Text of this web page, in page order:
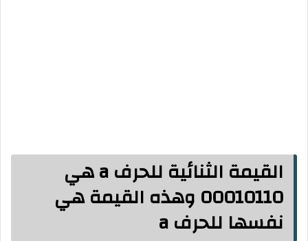
القيمة الثنائية للحرف a هي
00010110 وهذه القيمة هي
نفسها للحرف a